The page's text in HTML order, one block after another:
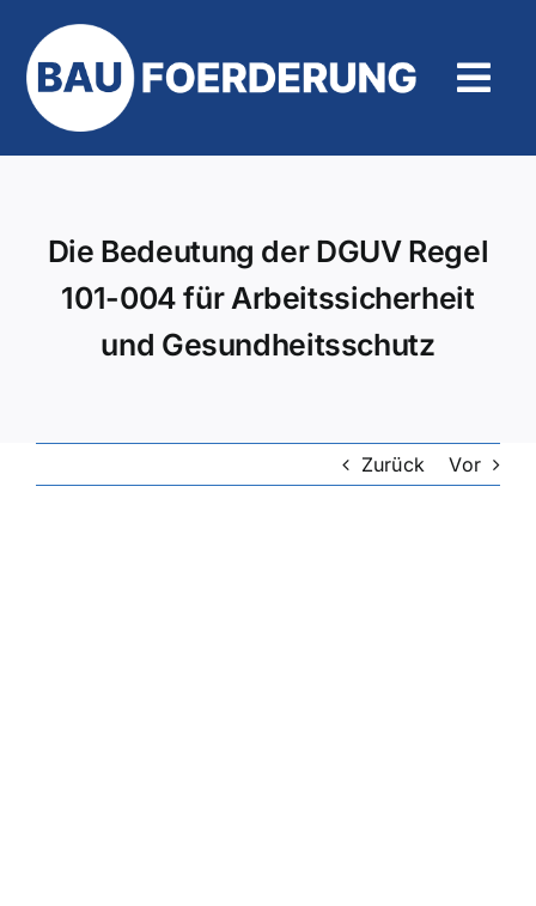
Inhalt
springen
Die Bedeutung der DGUV Regel
101-004 für Arbeitssicherheit
und Gesundheitsschutz
Zurück Vor